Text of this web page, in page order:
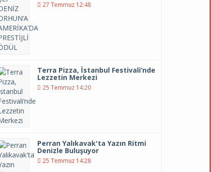
27 Temmuz 12:48
Terra Pizza, İstanbul Festivali’nde
Lezzetin Merkezi
25 Temmuz 14:20
Perran Yalıkavak'ta Yazın Ritmi
Denizle Buluşuyor
25 Temmuz 14:28